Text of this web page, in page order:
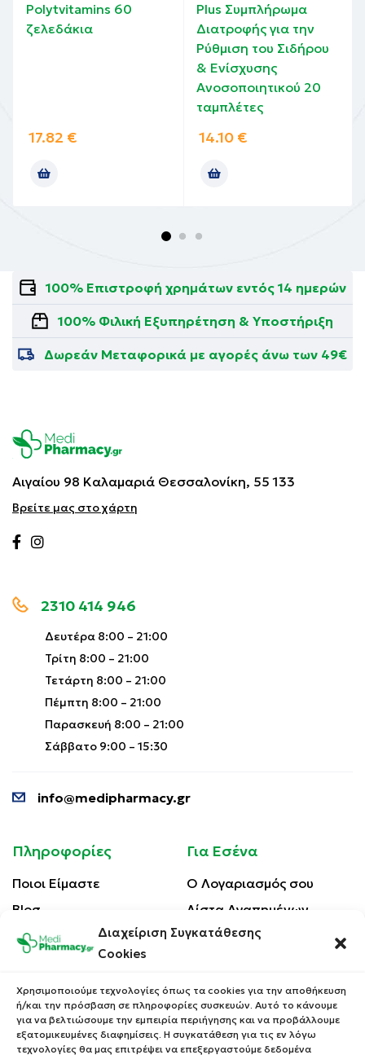
Διαχείριση Συγκατάθεσης
Cookies
Χρησιμοποιούμε τεχνολογίες όπως τα cookies για την αποθήκευση
ή/και την πρόσβαση σε πληροφορίες συσκευών. Αυτό το κάνουμε
για να βελτιώσουμε την εμπειρία περιήγησης και να προβάλλουμε
εξατομικευμένες διαφημίσεις. Η συγκατάθεση για τις εν λόγω
τεχνολογίες θα μας επιτρέψει να επεξεργαστούμε δεδομένα
Polytvitamins 60
ζελεδάκια
17.82 €
Plus Συμπλήρωμα
Διατροφής για την
Ρύθμιση του Σιδήρου
& Ενίσχυσης
Ανοσοποιητικού 20
ταμπλέτες
14.10 €
100% Επιστροφή χρημάτων εντός 14 ημερών
100% Φιλική Εξυπηρέτηση & Υποστήριξη
Δωρεάν Μεταφορικά με αγορές άνω των 49€
Αιγαίου 98 Καλαμαριά Θεσσαλονίκη, 55 133
Βρείτε μας στο χάρτη
2310 414 946
Δευτέρα 8:00 – 21:00
Τρίτη 8:00 – 21:00
Τετάρτη 8:00 – 21:00
Πέμπτη 8:00 – 21:00
Παρασκευή 8:00 – 21:00
Σάββατο 9:00 – 15:30
info@medipharmacy.gr
Πληροφορίες
Ποιοι Είμαστε
Blog
Επικοινωνία
Πολιτική Απορρήτου
Τρόποι Αποστολής
Για Εσένα
Ο Λογαριασμός σου
Λίστα Αγαπημένων
Οι Παραγγελίες σου
Κέρδισε Κουπόνι
Έκπτωσης